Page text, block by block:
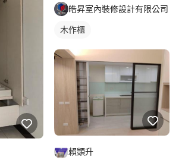
皓昇室內裝修設計有限公司
木作櫃
賴顗升